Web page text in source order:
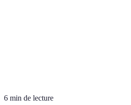
6 min de lecture